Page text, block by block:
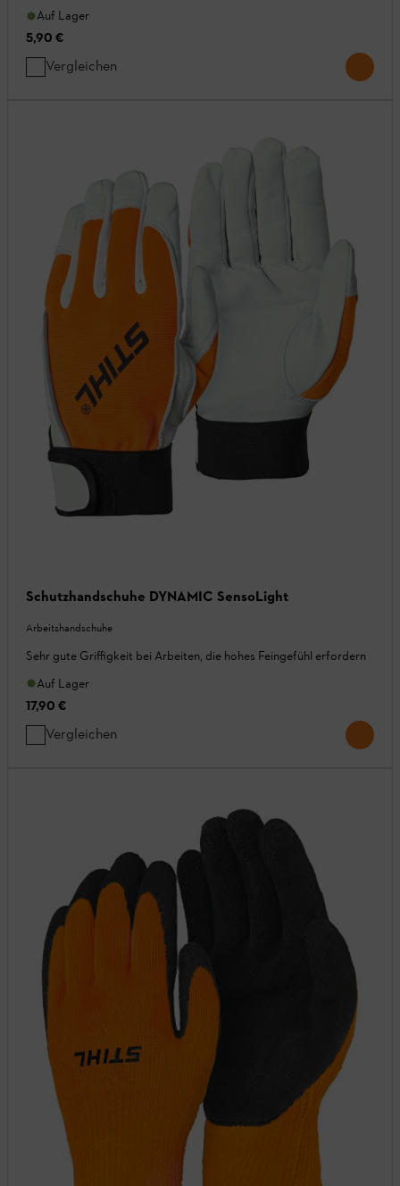
Auf Lager
5,90 €
Vergleichen
Schutzhandschuhe DYNAMIC SensoLight
Arbeitshandschuhe
Sehr gute Griffigkeit bei Arbeiten, die hohes Feingefühl erfordern
Auf Lager
17,90 €
Vergleichen